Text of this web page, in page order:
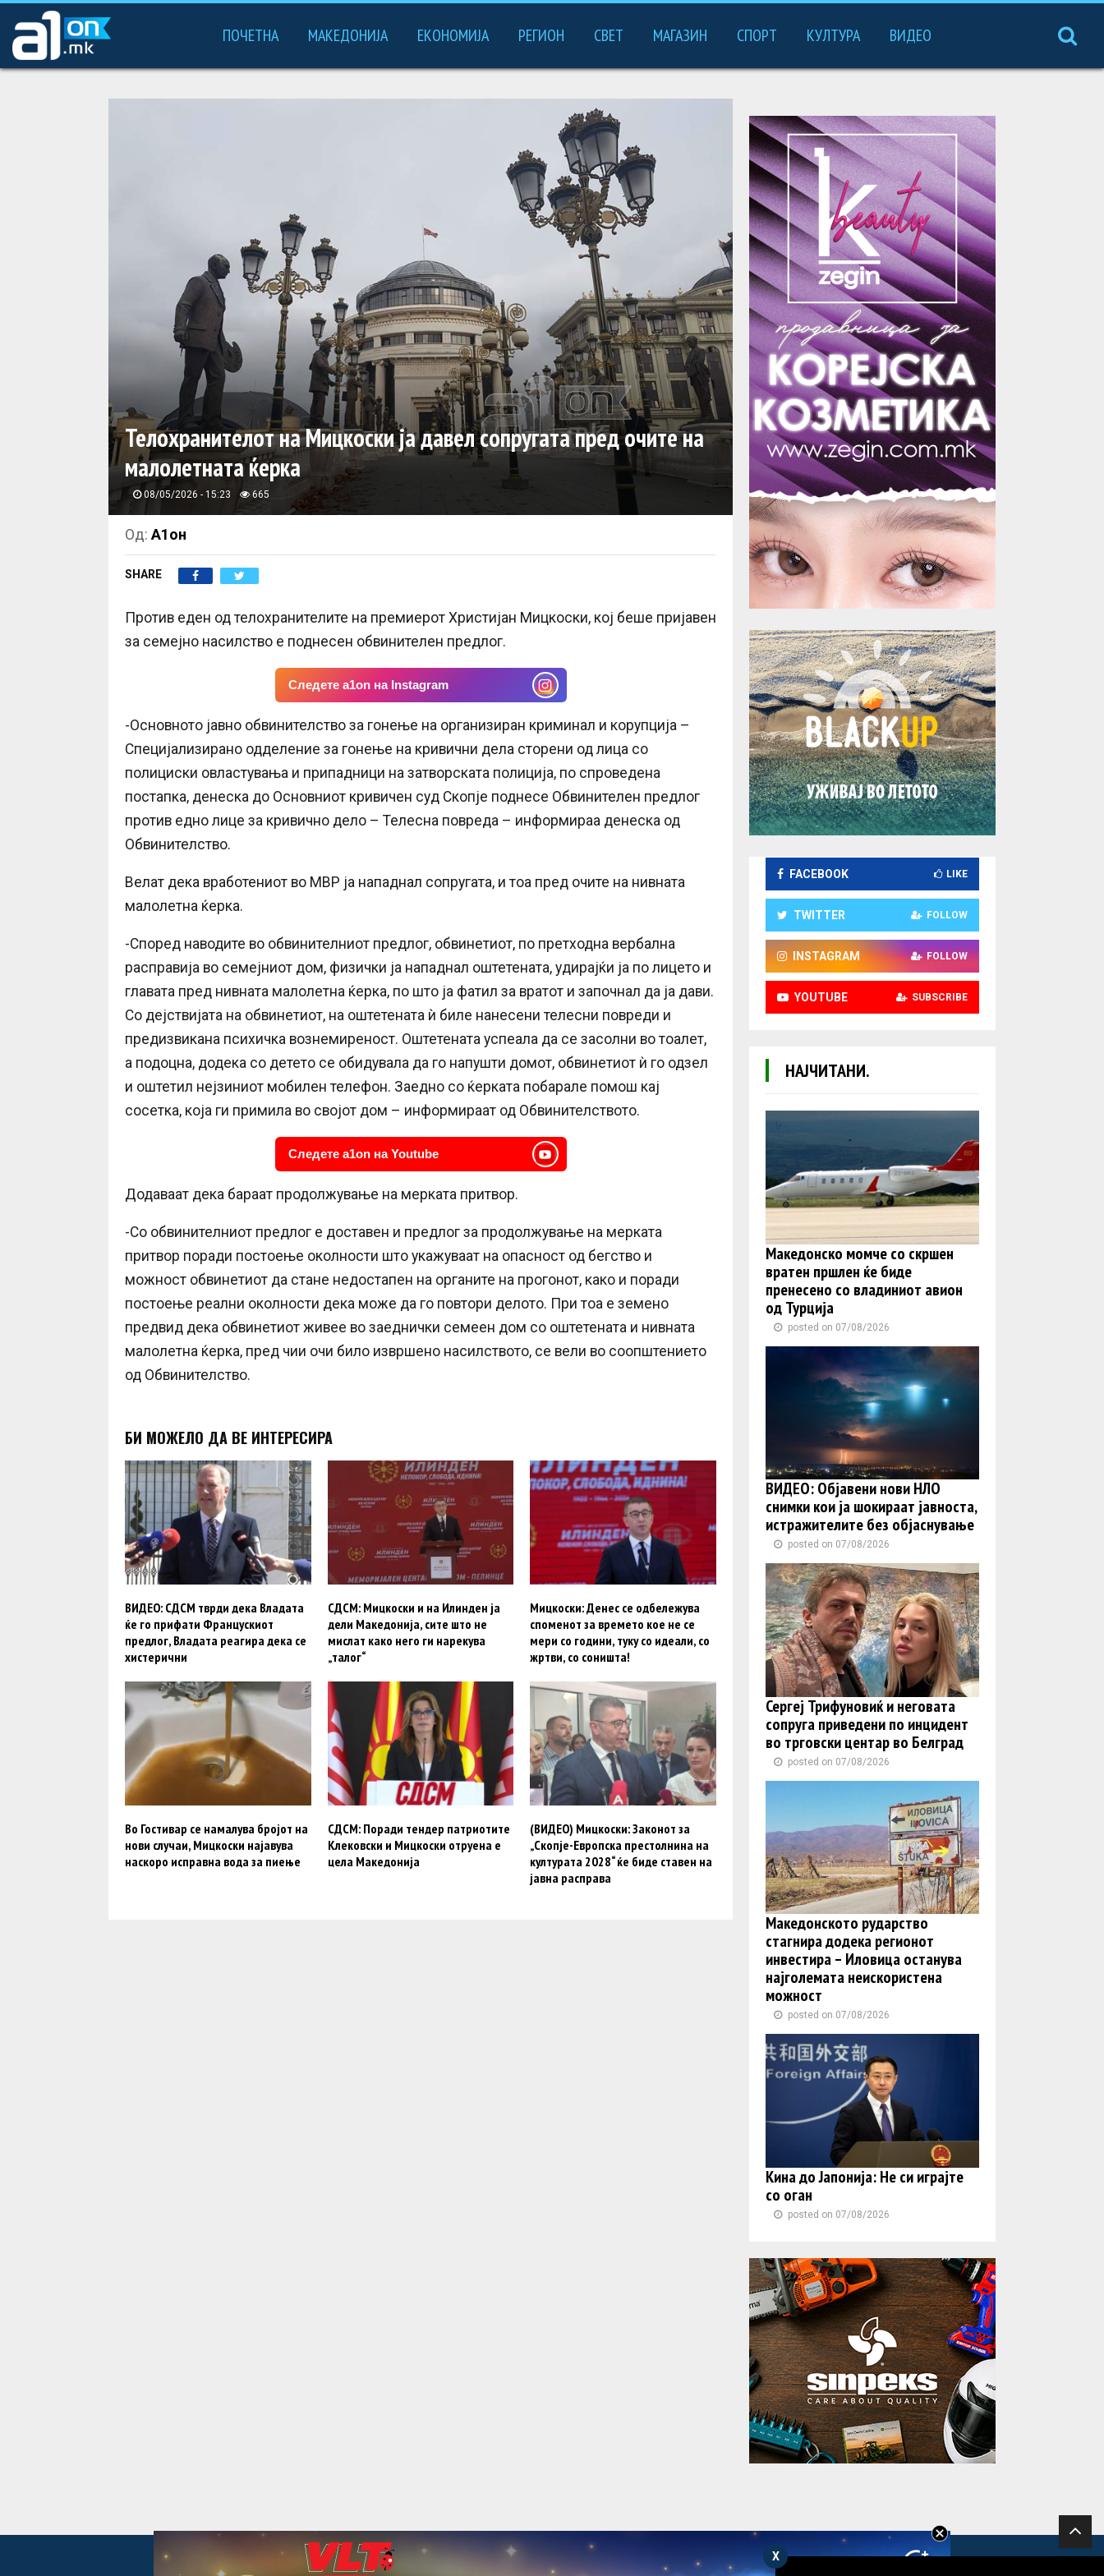
ПОЧЕТНА МАКЕДОНИЈА ЕКОНОМИЈА РЕГИОН СВЕТ МАГАЗИН СПОРТ КУЛТУРА ВИДЕО
Телохранителот на Мицкоски ја давел сопругата пред очите на
малолетната ќерка
08/05/2026 - 15:23 665
Од: А1он
SHARE
Против еден од телохранителите на премиерот Христијан Мицкоски, кој беше пријавен
за семејно насилство е поднесен обвинителен предлог.
Следете a1on на Instagram
-Основното јавно обвинителство за гонење на организиран криминал и корупција –
Специјализирано одделение за гонење на кривични дела сторени од лица со
полициски овластувања и припадници на затворската полиција, по спроведена
постапка, денеска до Основниот кривичен суд Скопје поднесе Обвинителен предлог
против едно лице за кривично дело – Телесна повреда – информираа денеска од
Обвинителство.
Велат дека вработениот во МВР ја нападнал сопругата, и тоа пред очите на нивната
малолетна ќерка.
-Според наводите во обвинителниот предлог, обвинетиот, по претходна вербална
расправија во семејниот дом, физички ја нападнал оштетената, удирајќи ја по лицето и
главата пред нивната малолетна ќерка, по што ја фатил за вратот и започнал да ја дави.
Со дејствијата на обвинетиот, на оштетената ѝ биле нанесени телесни повреди и
предизвикана психичка вознемиреност. Оштетената успеала да се засолни во тоалет,
а подоцна, додека со детето се обидувала да го напушти домот, обвинетиот ѝ го одзел
и оштетил нејзиниот мобилен телефон. Заедно со ќерката побарале помош кај
сосетка, која ги примила во својот дом – информираат од Обвинителството.
Следете a1on на Youtube
Додаваат дека бараат продолжување на мерката притвор.
-Со обвинителниот предлог е доставен и предлог за продолжување на мерката
притвор поради постоење околности што укажуваат на опасност од бегство и
можност обвинетиот да стане недостапен на органите на прогонот, како и поради
постоење реални околности дека може да го повтори делото. При тоа е земено
предвид дека обвинетиот живее во заеднички семеен дом со оштетената и нивната
малолетна ќерка, пред чии очи било извршено насилството, се вели во соопштението
од Обвинителство.
БИ МОЖЕЛО ДА ВЕ ИНТЕРЕСИРА
ВИДЕО: СДСМ тврди дека Владата
ќе го прифати Францускиот
предлог, Владата реагира дека се
хистерични
СДСМ: Мицкоски и на Илинден ја
дели Македонија, сите што не
мислат како него ги нарекува
„талог“
Мицкоски: Денес се одбележува
споменот за времето кое не се
мери со години, туку со идеали, со
жртви, со соништа!
Во Гостивар се намалува бројот на
нови случаи, Мицкоски најавува
наскоро исправна вода за пиење
СДСМ: Поради тендер патриотите
Клековски и Мицкоски отруена е
цела Македонија
(ВИДЕО) Мицкоски: Законот за
„Скопје-Европска престолнина на
културата 2028“ ќе биде ставен на
јавна расправа
FACEBOOK LIKE
TWITTER FOLLOW
INSTAGRAM FOLLOW
YOUTUBE SUBSCRIBE
НАЈЧИТАНИ.
Македонско момче со скршен
вратен пршлен ќе биде
пренесено со владиниот авион
од Турција
posted on 07/08/2026
ВИДЕО: Објавени нови НЛО
снимки кои ја шокираат јавноста,
истражителите без објаснување
posted on 07/08/2026
Сергеј Трифуновиќ и неговата
сопруга приведени по инцидент
во трговски центар во Белград
posted on 07/08/2026
Македонското рударство
стагнира додека регионот
инвестира – Иловица останува
најголемата неискористена
можност
posted on 07/08/2026
Кина до Јапонија: Не си играјте
со оган
posted on 07/08/2026
X